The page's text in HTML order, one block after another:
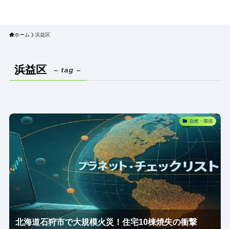
ホーム 浜益区
浜益区 – tag –
自然・環境
北海道石狩市で大規模火災！住宅10棟焼失の衝撃